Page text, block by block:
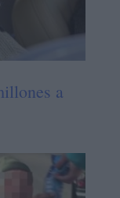
a